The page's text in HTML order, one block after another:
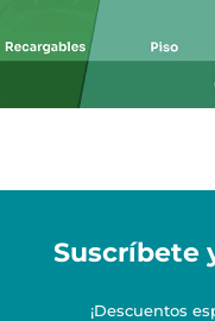
Suscríbete
¡Descuentos